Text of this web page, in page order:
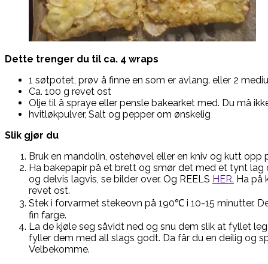
Dette trenger du til ca. 4 wraps
1 søtpotet, prøv å finne en som er avlang. eller 2
Ca. 100 g revet ost
Olje til å spraye eller pensle bakearket med. Du må
hvitløkpulver, Salt og pepper om ønskelig
Slik gjør du
Bruk en mandolin, ostehøvel eller en kniv og kutt opp
Ha bakepapir på et brett og smør det med et tynt
og delvis lagvis, se bilder over. Og REELS HER. Ha på
revet ost.
Stek i forvarmet stekeovn på 190℃ i 10-15 minutter.
fin farge.
La de kjøle seg såvidt ned og snu dem slik at fyllet
fyller dem med all slags godt. Da får du en deilig og
Velbekomme.